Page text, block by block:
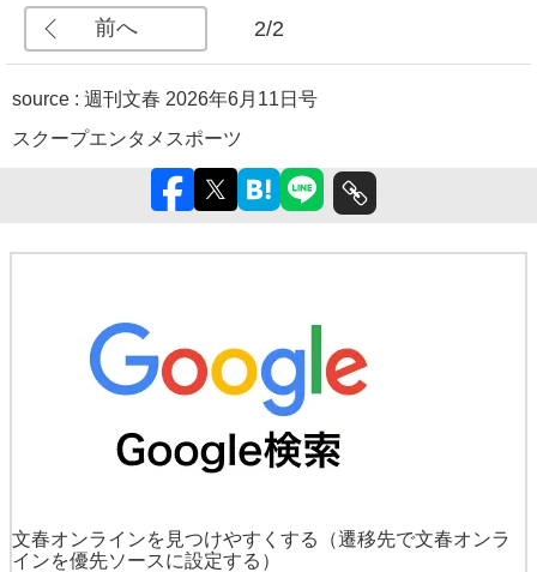
前へ 2/2
source : 週刊文春 2026年6月11日号
スクープエンタメ スポーツ
文春オンラインを見つけやすくする
（遷移先で文春オンラ
インを優先ソースに設定する）